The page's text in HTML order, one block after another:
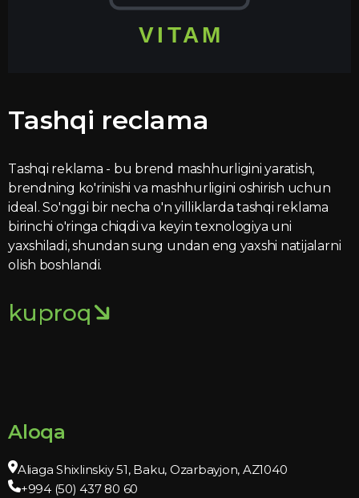
Tashqi reclama
Tashqi reklama - bu brend mashhurligini yaratish,
brendning ko'rinishi va mashhurligini oshirish uchun
ideal. So'nggi bir necha o'n yilliklarda tashqi reklama
birinchi o'ringa chiqdi va keyin texnologiya uni
yaxshiladi, shundan sung undan eng yaxshi natijalarni
olish boshlandi.
kuproq
Aloqa
Aliaga Shixlinskiy 51, Baku, Ozarbayjon, AZ1040
+994 (50) 437 80 60